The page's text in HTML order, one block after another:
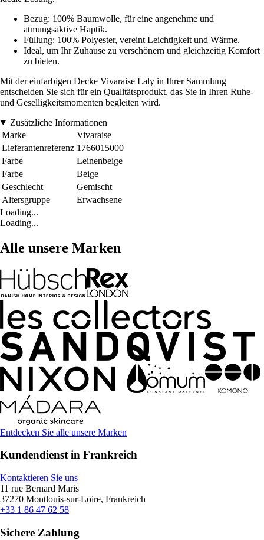
Bezug: 100% Baumwolle, für eine angenehme und
atmungsaktive Haptik.
Füllung: 100% Polyester, vereint Leichtigkeit und Wärme.
Ideal, um Ihr Zuhause zu verschönern und gleichzeitig Komfort
zu bieten.
Mit der einfarbigen Decke Vivaraise Laly in Ihrer Sammlung
entscheiden Sie sich für ein Qualitätsprodukt, das Sie in Ihren Ruhe-
und Geselligkeitsmomenten begleiten wird.
Zusätzliche Informationen
Marke
Vivaraise
Lieferantenreferenz 1766015000
Farbe
Leinenbeige
Farbe
Beige
Geschlecht
Gemischt
Altersgruppe
Erwachsene
Loading...
Loading...
Alle unsere Marken
Entdecken Sie alle unsere Marken
Kundendienst in Frankreich
Kontaktieren Sie uns
11 rue Bernard Maris
37270 Montlouis-sur-Loire, Frankreich
+33 1 86 47 62 58
Sichere Zahlung